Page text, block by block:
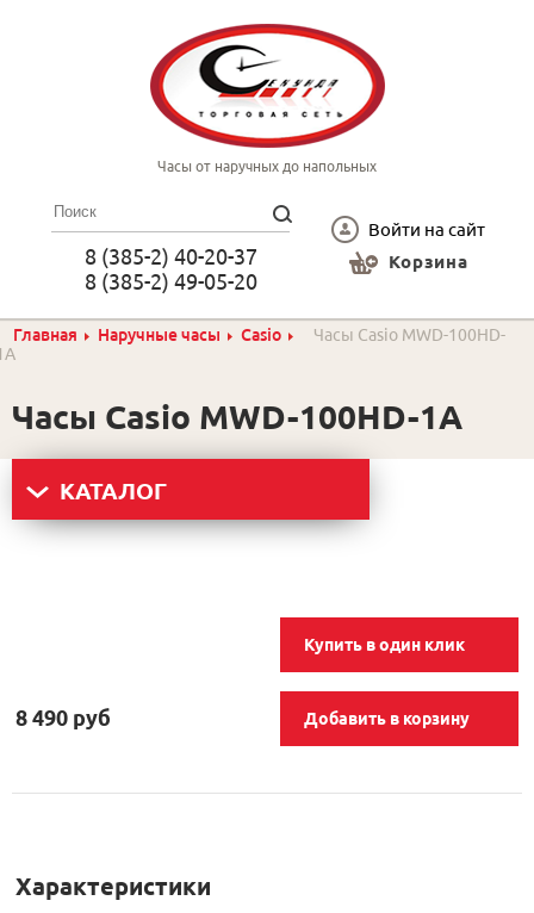
8 (385-2) 40-20-37
8 (385-2) 49-05-20
Часы от наручных до напольных
Войти на сайт
Корзина
Главная Наручные часы Casio
Часы Casio MWD-100HD-
Часы Casio MWD-100HD-1A
КАТАЛОГ
Купить в один клик
8 490 руб Добавить в корзину
Характеристики